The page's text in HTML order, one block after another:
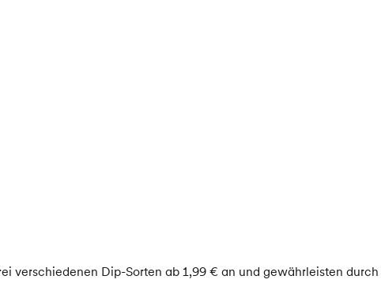
verschiedenen Dip-Sorten ab 1,99 € an und gewährleisten